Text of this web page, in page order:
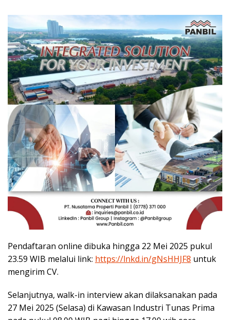
Pendaftaran online dibuka hingga 22 Mei 2025 pukul
23.59 WIB melalui link: https://lnkd.in/gNsHHJF8 untuk
mengirim CV.
Selanjutnya, walk-in interview akan dilaksanakan pada
27 Mei 2025 (Selasa) di Kawasan Industri Tunas Prima